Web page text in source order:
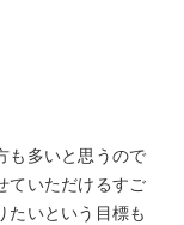
も多いと思うので
ていただけるすご
たいという目標も